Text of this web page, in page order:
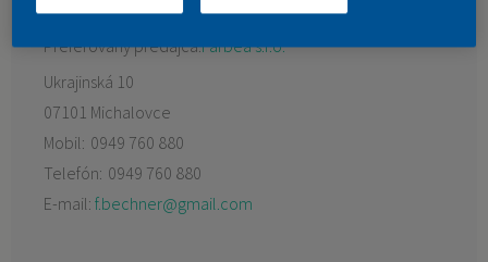
KONTAKT
Preferovaný predajca:Farbea s.r.o.
Ukrajinská 10
07101 Michalovce
Mobil: 0949 760 880
Telefón: 0949 760 880
E-mail: f.bechner@gmail.com